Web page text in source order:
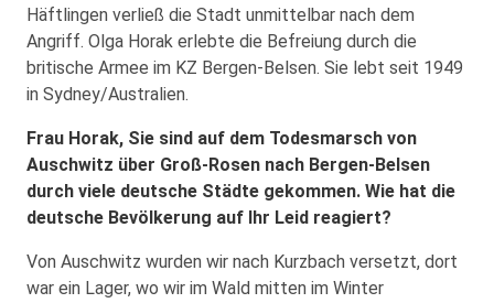
Häftlingen verließ die Stadt unmittelbar nach dem
Angriff. Olga Horak erlebte die Befreiung durch die
britische Armee im KZ Bergen-Belsen. Sie lebt seit 1949
in Sydney/Aus­tralien.
Frau Horak, Sie sind auf dem Todesmarsch von
Auschwitz über Groß-Rosen nach Bergen-Belsen
durch viele deutsche Städte gekommen. Wie hat die
deutsche Bevölkerung auf Ihr Leid reagiert?
Von Auschwitz wurden wir nach Kurzbach versetzt, dort
war ein Lager, wo wir im Wald mitten im Winter